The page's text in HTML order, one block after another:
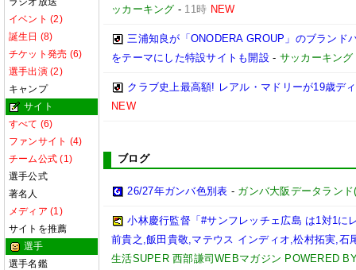
イベント (2)
誕生日 (8)
チケット発売 (6)
選手出演 (2)
キャンプ
サイト
すべて (6)
ファンサイト (4)
チーム公式 (1)
選手公式
著名人
メディア (1)
サイトを推薦
選手
選手名鑑
ッカーキング - 11時 NEW
三浦知良が「ONODERA GROUP」のブランド
をテーマにした特設サイトも開設 - サッカーキング
クラブ史上最高額! レアル・マドリーが19歳デ
NEW
ブログ
26/27年ガンバ色別表 - ガンバ大阪データラン
小林慶行監督「#サンフレッチェ広島 は1対1に
前貴之,飯田貴敬,マテウス インディオ,松村拓実,石
生活SUPER 西部謙司WEBマガジン POWERED